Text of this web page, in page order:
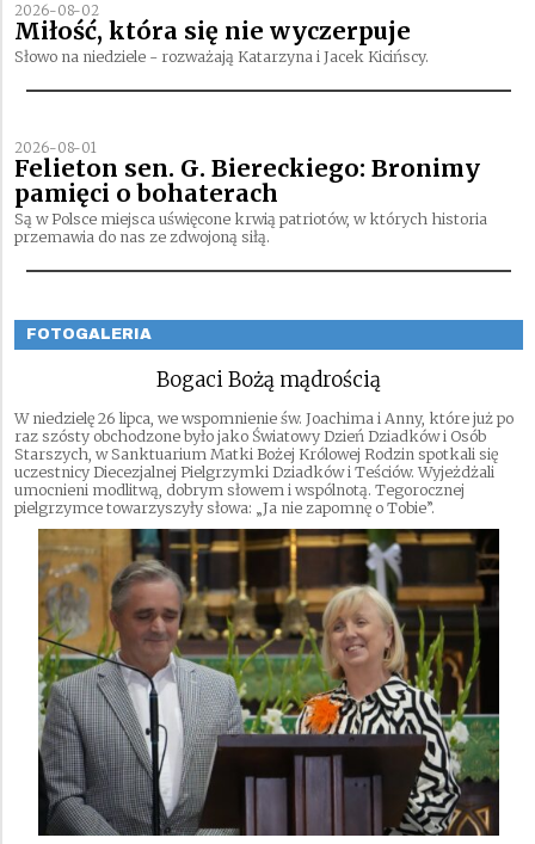
2026-08-02
Miłość, która się nie wyczerpuje
Słowo na niedziele - rozważają Katarzyna i Jacek Kicińscy.
2026-08-01
Felieton sen. G. Biereckiego: Bronimy
pamięci o bohaterach
Są w Polsce miejsca uświęcone krwią patriotów, w których historia
przemawia do nas ze zdwojoną siłą.
FOTOGALERIA
Bogaci Bożą mądrością
W niedzielę 26 lipca, we wspomnienie św. Joachima i Anny, które już po
raz szósty obchodzone było jako Światowy Dzień Dziadków i Osób
Starszych, w Sanktuarium Matki Bożej Królowej Rodzin spotkali się
uczestnicy Diecezjalnej Pielgrzymki Dziadków i Teściów. Wyjeżdżali
umocnieni modlitwą, dobrym słowem i wspólnotą. Tegorocznej
pielgrzymce towarzyszyły słowa: „Ja nie zapomnę o Tobie”.